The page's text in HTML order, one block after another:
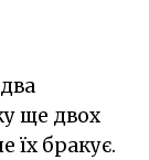
ще двох
їх бракує.